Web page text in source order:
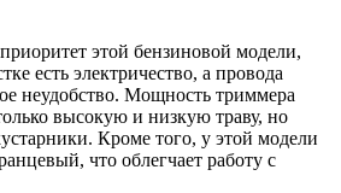
этой бензиновой модели,
есть электричество, а провода
неудобство. Мощность триммера
высокую и низкую траву, но
Кроме того, у этой модели
что облегчает работу с